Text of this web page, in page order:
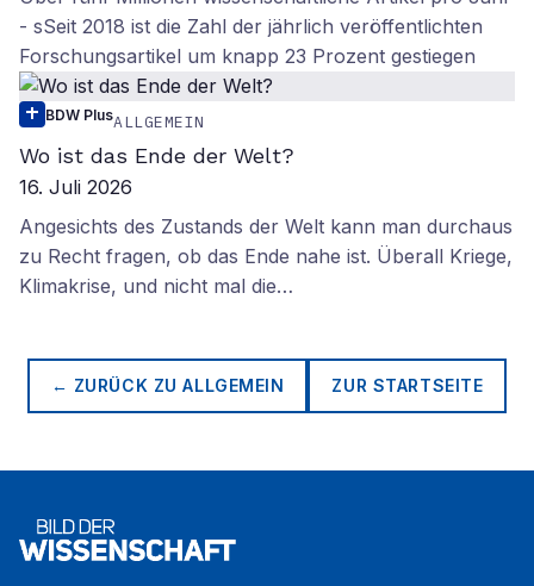
- sSeit 2018 ist die Zahl der jährlich veröffentlichten
Forschungsartikel um knapp 23 Prozent gestiegen
BDW PlusALLGEMEIN
Wo ist das Ende der Welt?
16. Juli 2026
Angesichts des Zustands der Welt kann man durchaus
zu Recht fragen, ob das Ende nahe ist. Überall Kriege,
Klimakrise, und nicht mal die…
← ZURÜCK ZUALLGEMEIN ZUR STARTSEITE